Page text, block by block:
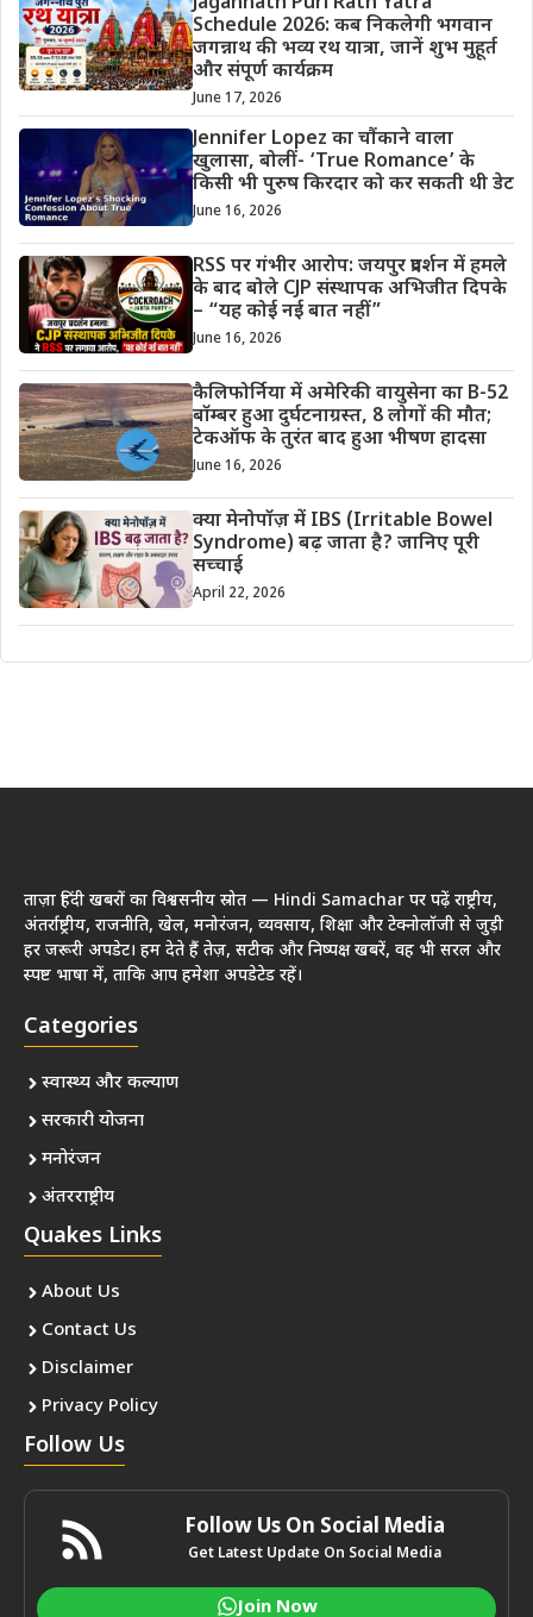
Schedule 2026: कब निकलेगी भगवान
जगन्नाथ की भव्य रथ यात्रा, जानें शुभ मुहूर्त
और संपूर्ण कार्यक्रम
June 17, 2026
Jennifer Lopez का चौंकाने वाला
खुलासा, बोलीं- ‘True Romance’ के
किसी भी पुरुष किरदार को कर सकती थी डेट
June 16, 2026
RSS पर गंभीर आरोप: जयपुर प्रदर्शन में हमले
के बाद बोले CJP संस्थापक अभिजीत दिपके
– “यह कोई नई बात नहीं”
June 16, 2026
कैलिफोर्निया में अमेरिकी वायुसेना का B-52
बॉम्बर हुआ दुर्घटनाग्रस्त, 8 लोगों की मौत;
टेकऑफ के तुरंत बाद हुआ भीषण हादसा
June 16, 2026
क्या मेनोपॉज़ में IBS (Irritable Bowel
Syndrome) बढ़ जाता है? जानिए पूरी
सच्चाई
April 22, 2026
ताज़ा हिंदी खबरों का विश्वसनीय स्रोत — Hindi Samachar पर पढ़ें राष्ट्रीय,
अंतर्राष्ट्रीय, राजनीति, खेल, मनोरंजन, व्यवसाय, शिक्षा और टेक्नोलॉजी से जुड़ी
हर जरूरी अपडेट। हम देते हैं तेज़, सटीक और निष्पक्ष खबरें, वह भी सरल और
स्पष्ट भाषा में, ताकि आप हमेशा अपडेटेड रहें।
Categories
स्वास्थ्य और कल्याण
सरकारी योजना
मनोरंजन
अंतरराष्ट्रीय
Quakes Links
About Us
Contact Us
Disclaimer
Privacy Policy
Follow Us
Follow Us On Social Media
Get Latest Update On Social Media
Join Now